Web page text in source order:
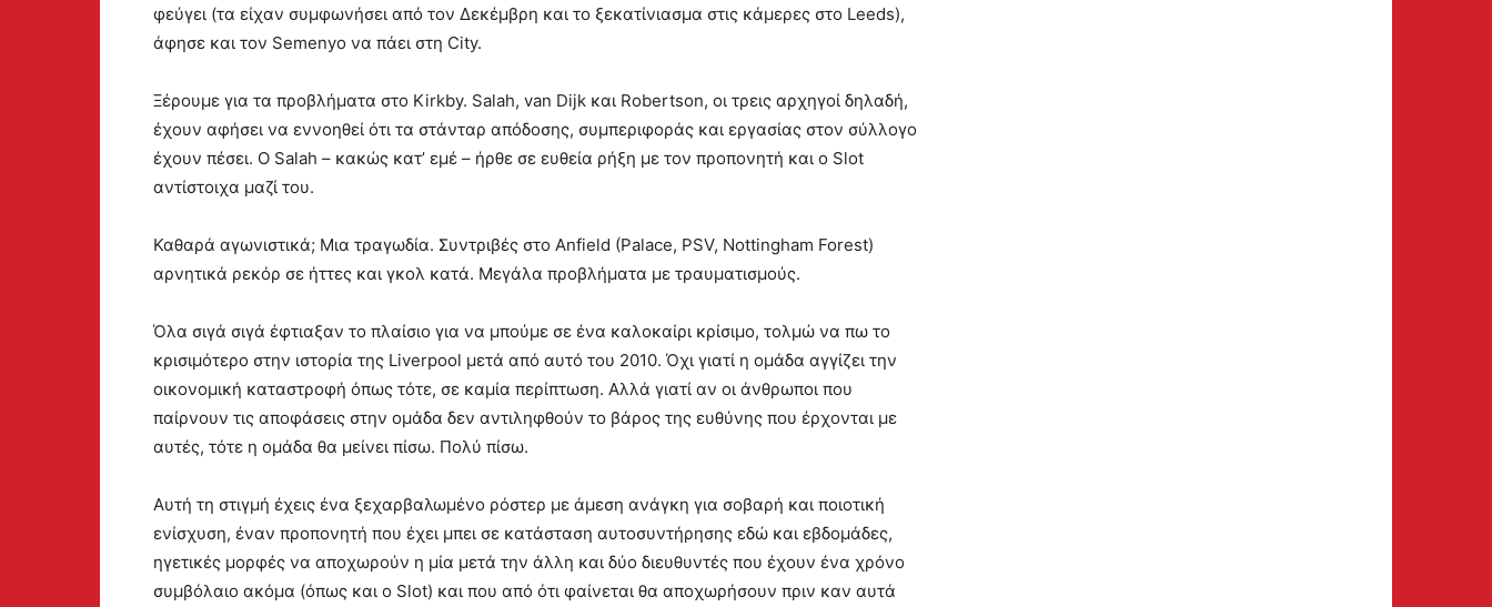
φεύγει (τα είχαν συμφωνήσει από τον Δεκέμβρη και το ξεκατίνιασμα στις κάμερες στο Leeds),
άφησε και τον Semenyo να πάει στη City.
Ξέρουμε για τα προβλήματα στο Kirkby. Salah, van Dijk και Robertson, οι τρεις αρχηγοί δηλαδή,
έχουν αφήσει να εννοηθεί ότι τα στάνταρ απόδοσης, συμπεριφοράς και εργασίας στον σύλλογο
έχουν πέσει. Ο Salah – κακώς κατ’ εμέ – ήρθε σε ευθεία ρήξη με τον προπονητή και ο Slot
αντίστοιχα μαζί του.
Καθαρά αγωνιστικά; Μια τραγωδία. Συντριβές στο Anfield (Palace, PSV, Nottingham Forest)
αρνητικά ρεκόρ σε ήττες και γκολ κατά. Μεγάλα προβλήματα με τραυματισμούς.
Όλα σιγά σιγά έφτιαξαν το πλαίσιο για να μπούμε σε ένα καλοκαίρι κρίσιμο, τολμώ να πω το
κρισιμότερο στην ιστορία της Liverpool μετά από αυτό του 2010. Όχι γιατί η ομάδα αγγίζει την
οικονομική καταστροφή όπως τότε, σε καμία περίπτωση. Αλλά γιατί αν οι άνθρωποι που
παίρνουν τις αποφάσεις στην ομάδα δεν αντιληφθούν το βάρος της ευθύνης που έρχονται με
αυτές, τότε η ομάδα θα μείνει πίσω. Πολύ πίσω.
Αυτή τη στιγμή έχεις ένα ξεχαρβαλωμένο ρόστερ με άμεση ανάγκη για σοβαρή και ποιοτική
ενίσχυση, έναν προπονητή που έχει μπει σε κατάσταση αυτοσυντήρησης εδώ και εβδομάδες,
ηγετικές μορφές να αποχωρούν η μία μετά την άλλη και δύο διευθυντές που έχουν ένα χρόνο
συμβόλαιο ακόμα (όπως και ο Slot) και που από ότι φαίνεται θα αποχωρήσουν πριν καν αυτά